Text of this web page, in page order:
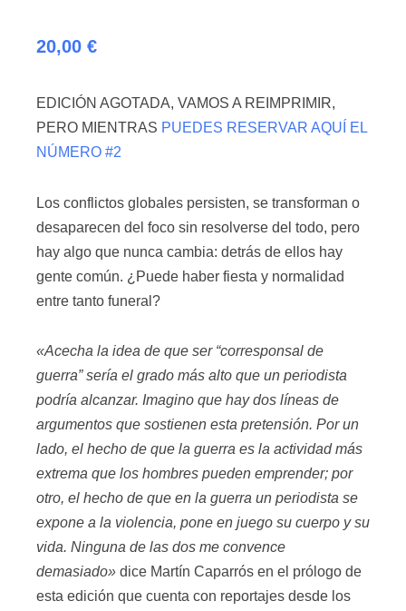
20,00 €
EDICIÓN AGOTADA, VAMOS A REIMPRIMIR,
PERO MIENTRAS PUEDES RESERVAR AQUÍ EL
NÚMERO #2
Los conflictos globales persisten, se transforman o
desaparecen del foco sin resolverse del todo, pero
hay algo que nunca cambia: detrás de ellos hay
gente común. ¿Puede haber fiesta y normalidad
entre tanto funeral?
«Acecha la idea de que ser “corresponsal de
guerra” sería el grado más alto que un periodista
podría alcanzar. Imagino que hay dos líneas de
argumentos que sostienen esta pretensión. Por un
lado, el hecho de que la guerra es la actividad más
extrema que los hombres pueden emprender; por
otro, el hecho de que en la guerra un periodista se
expone a la violencia, pone en juego su cuerpo y su
vida. Ninguna de las dos me convence
demasiado» dice Martín Caparrós en el prólogo de
esta edición que cuenta con reportajes desde los